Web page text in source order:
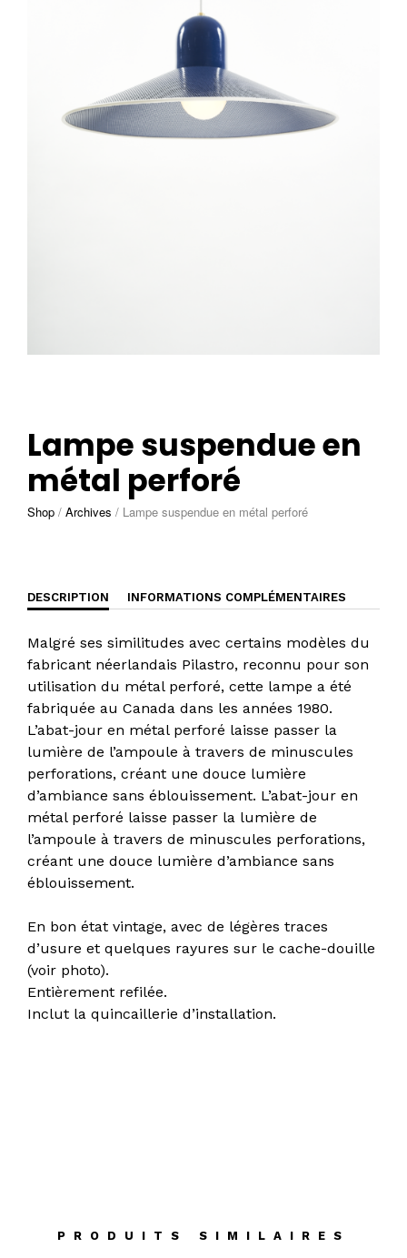
Lampe suspendue en
métal perforé
Shop / Archives / Lampe suspendue en métal perforé
DESCRIPTION INFORMATIONS COMPLÉMENTAIRES
Malgré ses similitudes avec certains modèles du
fabricant néerlandais Pilastro, reconnu pour son
utilisation du métal perforé, cette lampe a été
fabriquée au Canada dans les années 1980.
L’abat-jour en métal perforé laisse passer la
lumière de l’ampoule à travers de minuscules
perforations, créant une douce lumière
d’ambiance sans éblouissement. L’abat-jour en
métal perforé laisse passer la lumière de
l’ampoule à travers de minuscules perforations,
créant une douce lumière d’ambiance sans
éblouissement.
En bon état vintage, avec de légères traces
d’usure et quelques rayures sur le cache-douille
(voir photo).
Entièrement refilée.
Inclut la quincaillerie d’installation.
PRODUITS SIMILAIRES